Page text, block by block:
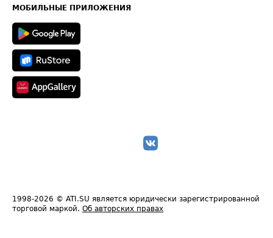
Техническая информация
МОБИЛЬНЫЕ ПРИЛОЖЕНИЯ
1998-2026 © ATI.SU является юридически зарегистрированной
торговой маркой. Об авторских правах